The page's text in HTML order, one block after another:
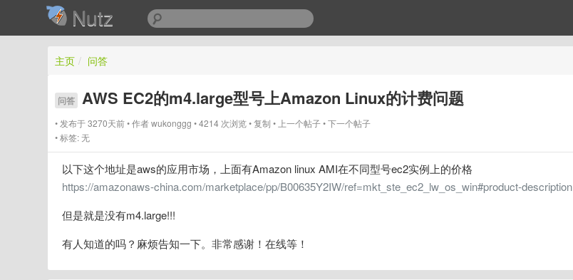
Nutz
主页 / 问答
问答 AWS EC2的m4.large型号上Amazon Linux的计费问题
发布于 3270天前 作者wukonggg 4214 次浏览 复制 上一个帖子
下一个帖子
标签:无
以下这个地址是aws的应用市场，上面有Amazon linux AMI在不同型号ec2实例上的价格
https://amazonaws-china.com/marketplace/pp/B00635Y2IW/ref=mkt_ste_ec2_lw_os_win#product-description
但是就是没有m4.large!!!
有人知道的吗？麻烦告知一下。非常感谢！在线等！